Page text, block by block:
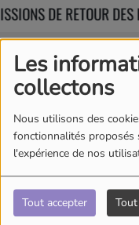
Les
collectons
Nous utilisons des
fonctionnalités
l'expérience de nos
Tout accepter
DE RETOUR DES
Sebastien